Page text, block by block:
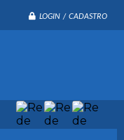
LOGIN / CADASTRO